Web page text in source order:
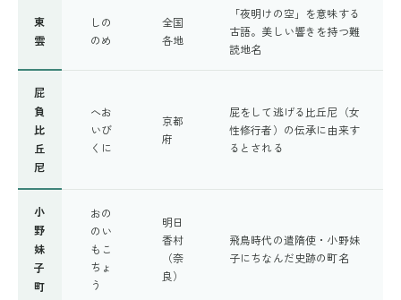
東
雲
しの
のめ
全国
各地
「夜明けの空」を意味する
古語。美しい響きを持つ難
読地名
屁
負
比
丘
尼
へお
いび
くに
京都
府
屁をして逃げる比丘尼（女
性修行者）の伝承に由来す
るとされる
小
野
妹
子
町
おの
のい
もこ
ちょ
う
明日
香村
（奈
良）
飛鳥時代の遣隋使・小野妹
子にちなんだ史跡の町名